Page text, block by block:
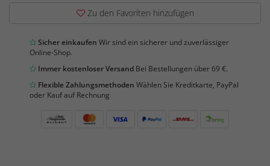
Zu den Favoriten hinzufügen
Sicher einkaufen Wir sind ein sicherer und zuverlässiger
Online-Shop.
Immer kostenloser Versand Bei Bestellungen über 69 €.
Flexible Zahlungsmethoden Wählen Sie Kreditkarte, PayPal
oder Kauf auf Rechnung